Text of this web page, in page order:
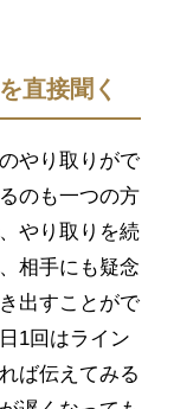
直接聞く
やり取りがで
のも一つの方
やり取りを続
相手にも疑念
出すことがで
1回はライン
ば伝えてみる